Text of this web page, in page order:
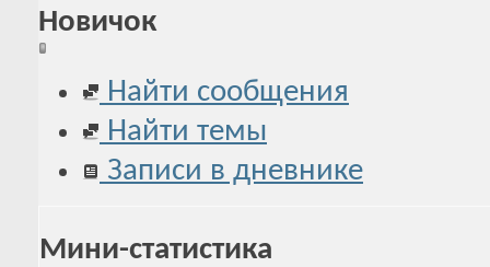
Новичок
Найти сообщения
Найти темы
Записи в дневнике
Мини-статистика